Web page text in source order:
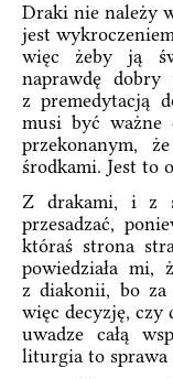
Draki nie należy
jest
więc żeby ją
naprawdę
z premedytacją
musi być
przekonanym,
środkami. Jest to
Z drakami, i z
przesadzać,
któraś strona
powiedziała mi,
z diakonii, bo za
więc decyzję, czy
uwadze całą
liturgia to sprawa